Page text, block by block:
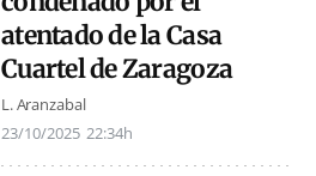
atentado de la Casa
Cuartel de Zaragoza
L. Aranzabal
23/10/2025 22:34h